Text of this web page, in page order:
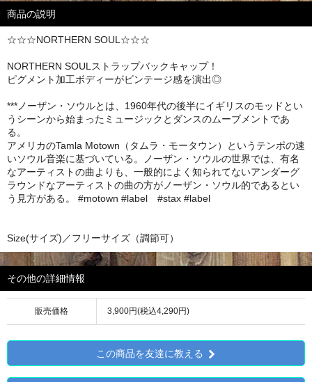
商品の説明
☆☆☆NORTHERN SOUL☆☆☆
NORTHERN SOULストラップバックキャップ！
ピグメント加工ボディーがビンテージ感を演出◎
***ノーザン・ソウルとは、1960年代の後半にイギリスのモッドとい
うシーンから始まったミュージックとダンスのムーブメントであ
る。
アメリカのTamla Motown（タムラ・モータウン）というテンポの速
いソウル音楽に基づいている。ノーザン・ソウルの世界では、有名
なアーティストの曲よりも、一般的によく知られてないアンダーグ
ラウンドなアーティストの曲の方がノーザン・ソウル的であるとい
う見方がある。 #motown #label #stax #label
Size(サイズ)／フリーサイズ（調節可）
その他の詳細情報
販売価格 3,900円(税込4,290円)
この商品を友達に教える